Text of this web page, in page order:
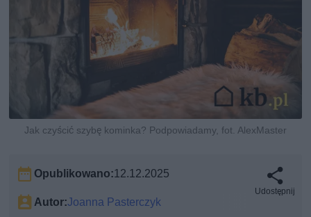
Jak czyścić szybę kominka? Podpowiadamy, fot. AlexMaster
Opublikowano:12.12.2025
Autor:Joanna Pasterczyk
Udostępnij